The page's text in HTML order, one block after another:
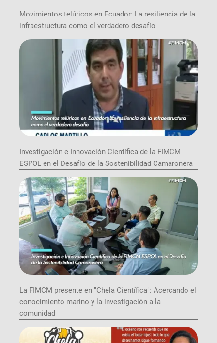
Movimientos telúricos en Ecuador: La resiliencia de la
infraestructura como el verdadero desafío
Investigación e Innovación Científica de la FIMCM
ESPOL en el Desafío de la Sostenibilidad Camaronera
La FIMCM presente en "Chela Científica": Acercando el
conocimiento marino y la investigación a la
comunidad